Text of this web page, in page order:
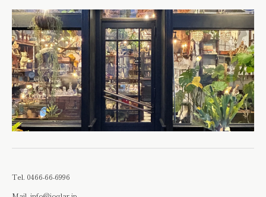
Tel. 0466-66-6996